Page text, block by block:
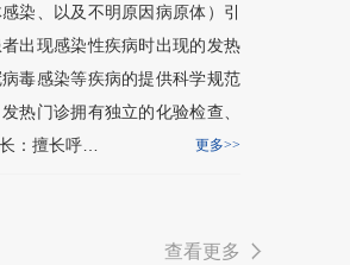
染、以及不明原因病原体）引
出现感染性疾病时出现的发热
毒感染等疾病的提供科学规范
热门诊拥有独立的化验检查、
：擅长呼…
更多>>
查看更多